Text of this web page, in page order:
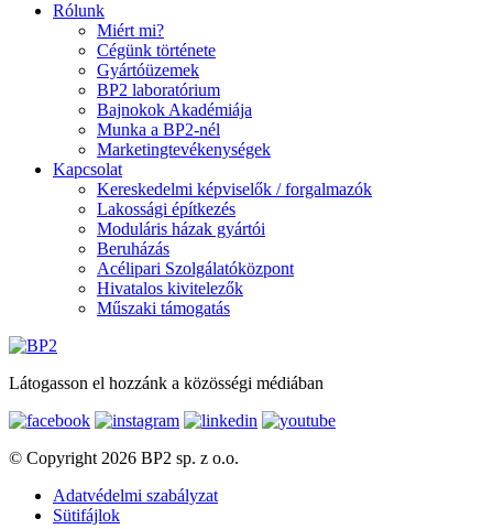
Rólunk
Miért mi?
Cégünk története
Gyártóüzemek
BP2 laboratórium
Bajnokok Akadémiája
Munka a BP2-nél
Marketingtevékenységek
Kapcsolat
Kereskedelmi képviselők / forgalmazók
Lakossági építkezés
Moduláris házak gyártói
Beruházás
Acélipari Szolgálatóközpont
Hivatalos kivitelezők
Műszaki támogatás
Látogasson el hozzánk a közösségi médiában
© Copyright 2026 BP2 sp. z o.o.
Adatvédelmi szabályzat
Sütifájlok